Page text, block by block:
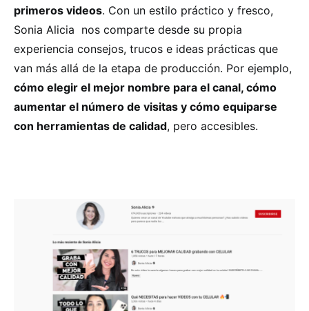
primeros videos. Con un estilo práctico y fresco,
Sonia Alicia nos comparte desde su propia
experiencia consejos, trucos e ideas prácticas que
van más allá de la etapa de producción. Por ejemplo,
cómo elegir el mejor nombre para el canal, cómo
aumentar el número de visitas y cómo equiparse
con herramientas de calidad, pero accesibles.